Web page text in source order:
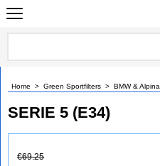
Home > Green Sportfilters > BMW & Alpina
SERIE 5 (E34)
€69.25